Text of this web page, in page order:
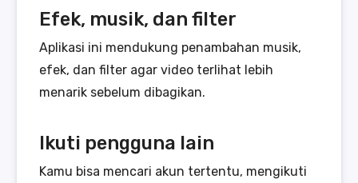
Efek, musik, dan filter
Aplikasi ini mendukung penambahan musik,
efek, dan filter agar video terlihat lebih
menarik sebelum dibagikan.
Ikuti pengguna lain
Kamu bisa mencari akun tertentu, mengikuti